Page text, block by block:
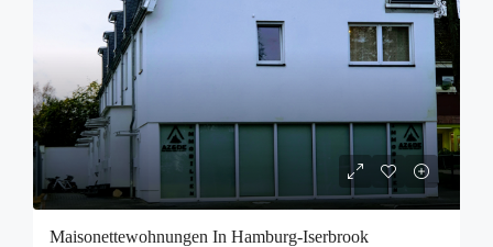
Maisonettewohnungen In Hamburg-Iserbrook